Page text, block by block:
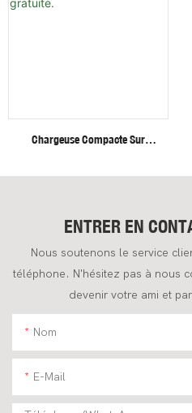
Chargeuse Compacte Sur
Livraison Gratuite.
ENTRER EN
Nous soutenons le service
téléphone. N'hésitez pas à nous
devenir votre ami et
Nom
E-Mail